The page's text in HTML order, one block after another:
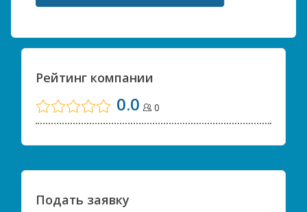
Рейтинг компании
0.0 0
Подать заявку